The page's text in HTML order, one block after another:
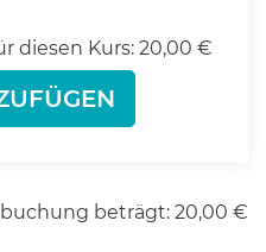
diesen Kurs: 20,00 €
beträgt: 20,00 €